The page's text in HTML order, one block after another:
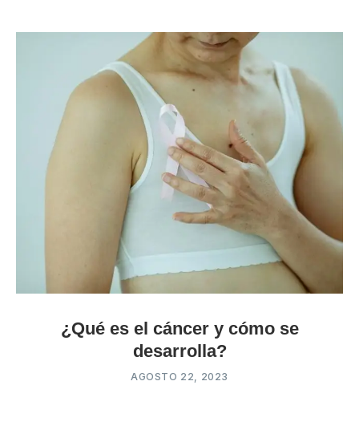
¿Qué es el cáncer y cómo se
desarrolla?
AGOSTO 22, 2023